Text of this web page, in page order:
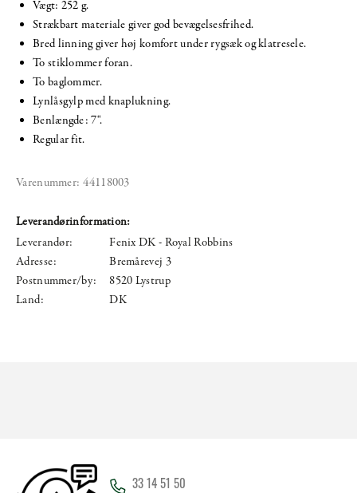
Vægt: 252 g.
Strækbart materiale giver god bevægelsesfrihed.
Bred linning giver høj komfort under rygsæk og klatresele.
To stiklommer foran.
To baglommer.
Lynlåsgylp med knaplukning.
Benlængde: 7".
Regular fit.
Varenummer: 44118003
Leverandørinformation:
Leverandør:
Fenix DK - Royal Robbins
Adresse:
Bremårevej 3
Postnummer/by:
8520 Lystrup
Land:
DK
33 14 51 50